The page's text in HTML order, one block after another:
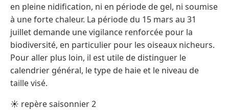
en pleine nidification, ni en période de gel, ni soumise
à une forte chaleur. La période du 15 mars au 31
juillet demande une vigilance renforcée pour la
biodiversité, en particulier pour les oiseaux nicheurs.
Pour aller plus loin, il est utile de distinguer le
calendrier général, le type de haie et le niveau de
taille visé.
☀ repère saisonnier 2